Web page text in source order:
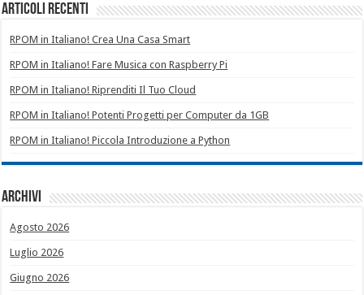
Articoli recenti
RPOM in Italiano! Crea Una Casa Smart
RPOM in Italiano! Fare Musica con Raspberry Pi
RPOM in Italiano! Riprenditi Il Tuo Cloud
RPOM in Italiano! Potenti Progetti per Computer da 1GB
RPOM in Italiano! Piccola Introduzione a Python
Archivi
Agosto 2026
Luglio 2026
Giugno 2026